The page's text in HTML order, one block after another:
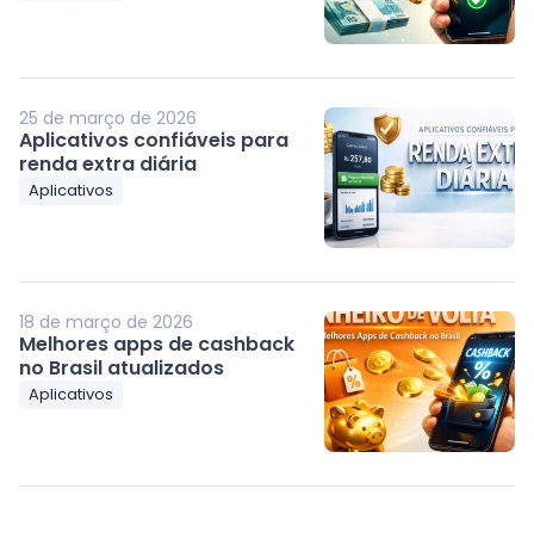
25 de março de 2026
Aplicativos confiáveis para
renda extra diária
Aplicativos
18 de março de 2026
Melhores apps de cashback
no Brasil atualizados
Aplicativos